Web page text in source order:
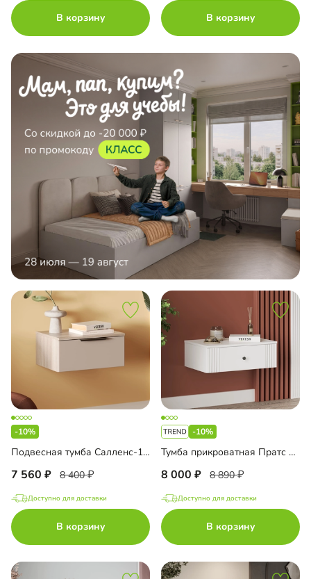
В корзину В корзину
-10%
Подвесная тумба Салленс-1 Премиум
7 560 8 400
Доступно для доставки
В корзину
-10%
Тумба прикроватная Пратс подвесная
8 000 8 890
Доступно для доставки
В корзину